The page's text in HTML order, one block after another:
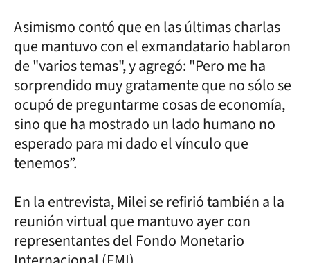
Asimismo contó que en las últimas charlas
que mantuvo con el exmandatario hablaron
de "varios temas", y agregó: "Pero me ha
sorprendido muy gratamente que no sólo se
ocupó de preguntarme cosas de economía,
sino que ha mostrado un lado humano no
esperado para mi dado el vínculo que
tenemos”.
En la entrevista, Milei se refirió también a la
reunión virtual que mantuvo ayer con
representantes del Fondo Monetario